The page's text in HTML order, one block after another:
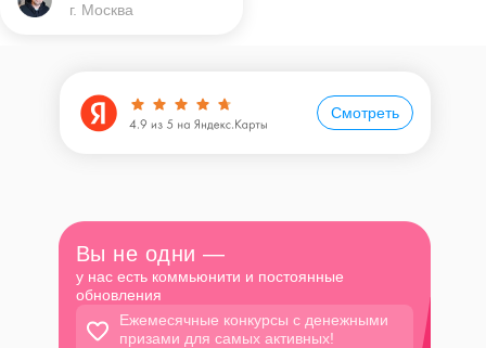
г. Москва
Смотреть
Вы не одни —
у нас есть коммьюнити и постоянные
обновления
Ежемесячные конкурсы с денежными
призами для самых активных!